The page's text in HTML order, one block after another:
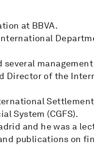
at BBVA.
several
Director of the
System (CGFS).
and he was a
publications on